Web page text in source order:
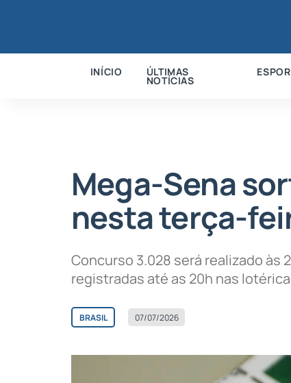
INÍCIO ÚLTIMAS
NOTÍCIAS
Mega-Sena
nesta terça-
Concurso 3.028 será realizado às
registradas até as 20h nas
BRASIL 07/07/2026